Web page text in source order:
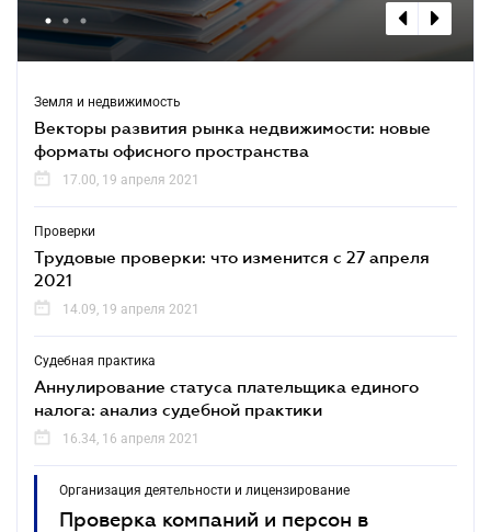
Земля и недвижимость
Векторы развития рынка недвижимости: новые
форматы офисного пространства
17.00, 19 апреля 2021
Проверки
Трудовые проверки: что изменится с 27 апреля
2021
14.09, 19 апреля 2021
Судебная практика
Аннулирование статуса плательщика единого
налога: анализ судебной практики
16.34, 16 апреля 2021
Организация деятельности и лицензирование
Проверка компаний и персон в